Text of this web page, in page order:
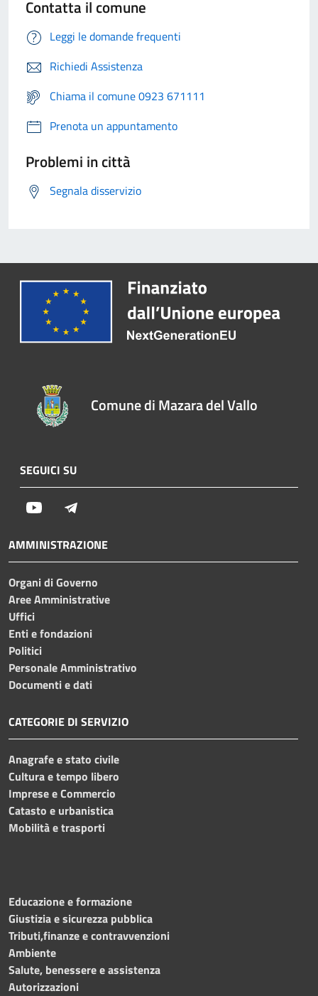
Contatta il comune
Leggi le domande frequenti
Richiedi Assistenza
Chiama il comune 0923 671111
Prenota un appuntamento
Problemi in città
Segnala disservizio
Comune di Mazara del Vallo
SEGUICI SU
Youtube
AMMINISTRAZIONE
Organi di Governo
Aree Amministrative
Uffici
Enti e fondazioni
Politici
Personale Amministrativo
Documenti e dati
CATEGORIE DI SERVIZIO
Anagrafe e stato civile
Cultura e tempo libero
Imprese e Commercio
Catasto e urbanistica
Mobilità e trasporti
Educazione e formazione
Giustizia e sicurezza pubblica
Tributi,finanze e contravvenzioni
Ambiente
Salute, benessere e assistenza
Autorizzazioni